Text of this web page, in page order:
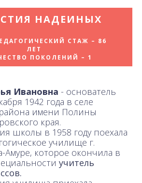
НАДЕИНЫХ
СТАЖ – 86
ЛЕТ
ПОКОЛЕНИЙ – 1
Ивановна - основатель
1942 года в селе
имени Полины
края.
школы в 1958 году поехала
училище г.
Амуре, которое окончила в
учитель